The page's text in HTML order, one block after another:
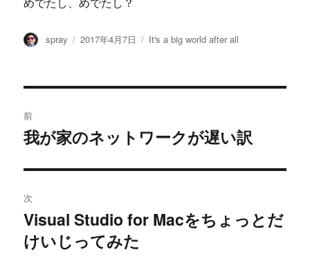
めでたし、めでたし？
投
spray
投
2017年4月7日
カ
It's a big world after all
稿
ビ
ゲ
ー
前
過
の
投
稿:
我が家のネットワークが遅い訳
次
次
の
Visual Studio for Macをちょっとだ
けいじってみた